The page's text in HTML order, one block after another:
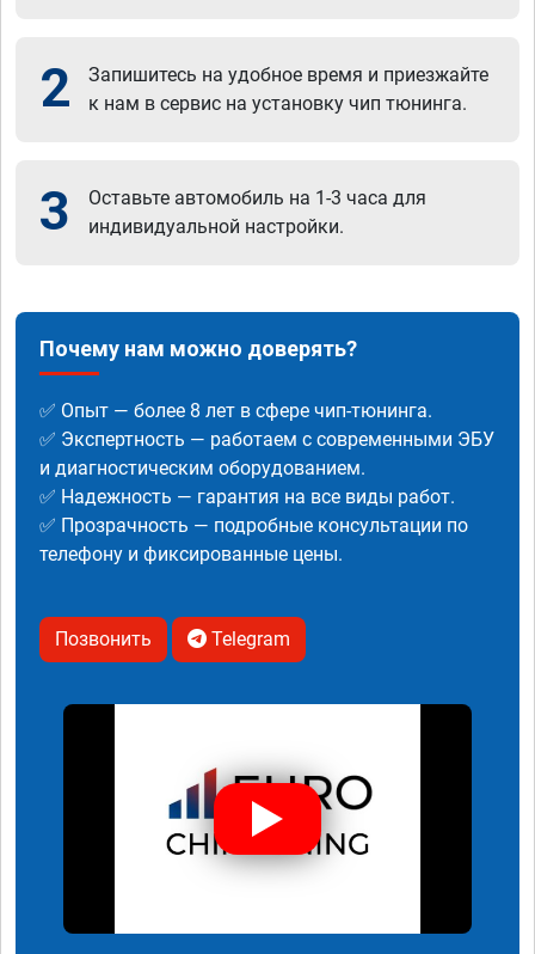
2
Запишитесь на удобное время и приезжайте
к нам в сервис на установку чип тюнинга.
3
Оставьте автомобиль на 1-3 часа для
индивидуальной настройки.
Почему нам можно доверять?
✅ Опыт — более 8 лет в сфере чип-тюнинга.
✅ Экспертность — работаем с современными ЭБУ
и диагностическим оборудованием.
✅ Надежность — гарантия на все виды работ.
✅ Прозрачность — подробные консультации по
телефону и фиксированные цены.
Позвонить Telegram